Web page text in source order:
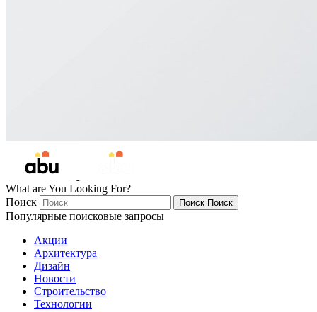
What are You Looking For?
Поиск
Поиск Поиск
Популярные поисковые запросы
Акции
Архитектура
Дизайн
Новости
Строительство
Технологии